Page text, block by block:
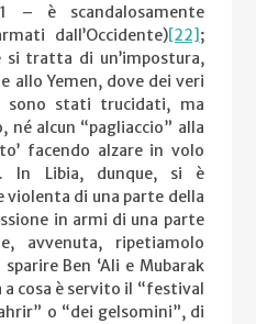
– è scandalosamente
dall’Occidente)[22];
si tratta di un’impostura,
allo Yemen, dove dei veri
sono stati trucidati, ma
né alcun “pagliaccio” alla
facendo alzare in volo
. In Libia, dunque, si è
di una parte della
in armi di una parte
avvenuta, ripetiamolo
Ben ‘Ali e Mubarak
cosa è servito il “festival
o “dei gelsomini”, di